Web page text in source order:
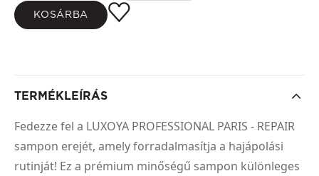
KOSÁRBA
TERMÉKLEÍRÁS
Fedezze fel a LUXOYA PROFESSIONAL PARIS - REPAIR
sampon erejét, amely forradalmasítja a hajápolási
rutinját! Ez a prémium minőségű sampon különleges